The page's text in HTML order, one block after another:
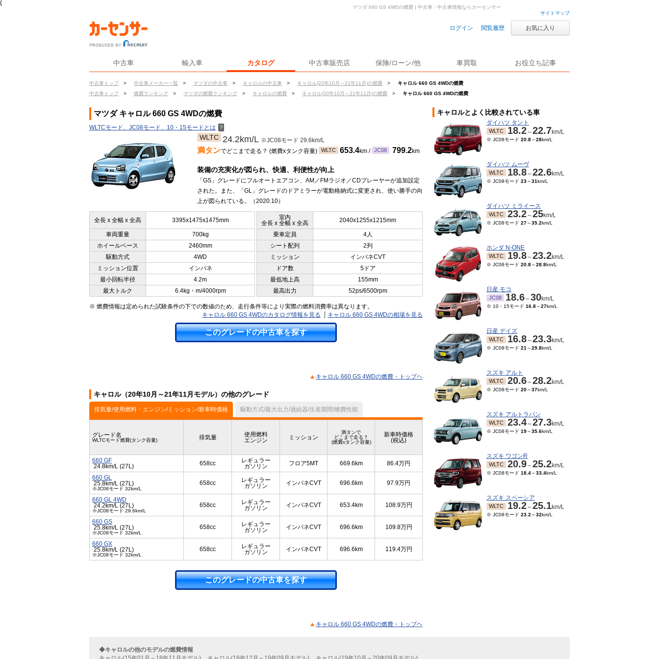
{
サイトマップ
ログイン 閲覧履歴 お気に入り
中古車 輸入車 カタログ 中古車販売店 保険/ローン/他 車買取 お役立ち記事
中古車トップ > 中古車メーカー一覧 > マツダの中古車 > キャロルの中古車 > キャロル(20年10月～21年11月)の燃費 >
キャロル 660 GS 4WDの燃費
中古車トップ
> 燃費ランキング > マツダの燃費ランキング > キャロルの燃費 > キャロル(20年10月～21年11月)の燃費 > キャロル 660 GS 4WDの燃費
マツダ 660 GS 4WDの燃費 | 中古車・中古車情報ならカーセンサー
マツダ キャロル 660 GS 4WDの燃費
WLTCモード、JC08モード、10・15モードとは ？
WLTC 24.2km/L ※JC08モード 29.6km/L
満タンでどこまで走る？ (燃費xタンク容量) WLTC 653.4km / JC08 799.2km
装備の充実化が図られ、快適、利便性が向上
「GS」グレードにフルオートエアコン、AM／FMラジオ／CDプレーヤーが追加設定
された。また、「GL」グレードのドアミラーが電動格納式に変更され、使い勝手の向
上が図られている。（2020.10）
全長 x 全幅 x 全高 3395x1475x1475mm
室内
全長 x 全幅 x 全高
2040x1255x1215mm
車両重量 700kg 乗車定員
4人
ホイールベース
2460mm シート配列
2列
駆動方式
4WD ミッション
インパネCVT
ミッション位置
インパネ ドア数
5ドア
最小回転半径
4.2m 最低地上高
155mm
最大トルク
6.4kg・m/4000rpm 最高出力 52ps/6500rpm
※ 燃費情報は定められた試験条件の下での数値のため、走行条件等により実際の燃料消費率は異なります。
キャロル 660 GS 4WDのカタログ情報を見る
キャロル 660 GS 4WDの相場を見る
このグレードの中古車を探す
キャロル 660 GS 4WDの燃費・トップヘ
キャロル（20年10月～21年11月モデル）の他のグレード
排気量/使用燃料・エンジン/ミッション/新車時価格 駆動方式/最大出力/過給器/生産期間/燃費性能
グレード名
WLTCモード燃費(タンク容量) 排気量
使用燃料
エンジン
ミッション
満タンで
どこまで走る？
(燃費xタンク容量)
新車時価格
(税込)
660 GF
24.8km/L (27L)
658cc
レギュラー
ガソリン
フロア5MT 669.6km 86.4万円
660 GL
25.8km/L (27L)
※JC08モード 32km/L
658cc
レギュラー
ガソリン
インパネCVT 696.6km 97.9万円
660 GL 4WD
24.2km/L (27L)
※JC08モード 29.6km/L
658cc
レギュラー
ガソリン
インパネCVT 653.4km 108.9万円
660 GS
25.8km/L (27L)
※JC08モード 32km/L
658cc
レギュラー
ガソリン
インパネCVT 696.6km 109.8万円
660 GX
25.8km/L (27L)
※JC08モード 32km/L
658cc
レギュラー
ガソリン
インパネCVT 696.6km 119.4万円
このグレードの中古車を探す
キャロル 660 GS 4WDの燃費・トップヘ
キャロルとよく比較されている車
ダイハツ タント
WLTC 18.2～22.7km/L
※ JC08モード 20.8～28km/L
ダイハツ ムーヴ
WLTC 18.8～22.6km/L
※ JC08モード 23～31km/L
ダイハツ ミライース
WLTC 23.2～25km/L
※ JC08モード 27～35.2km/L
ホンダ N-ONE
WLTC 19.8～23.2km/L
※ JC08モード 20.8～28.8km/L
日産 モコ
JC08 18.6～30km/L
※ 10・15モード 16.8～27km/L
日産 デイズ
WLTC 16.8～23.3km/L
※ JC08モード 21 ～29.8km/L
スズキ アルト
WLTC 20.6～28.2km/L
※ JC08モード 20～37km/L
スズキ アルトラパン
WLTC 23.4～27.3km/L
※ JC08モード 19～35.6km/L
スズキ ワゴンR
WLTC 20.9～25.2km/L
※ JC08モード 18.4～33.4km/L
スズキ スペーシア
WLTC 19.2～25.1km/L
※ JC08モード 23.2 ～32km/L
◆キャロルの他のモデルの燃費情報